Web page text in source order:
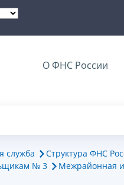
О ФНС России
служба Структура ФНС
№ 3
Межрайонная